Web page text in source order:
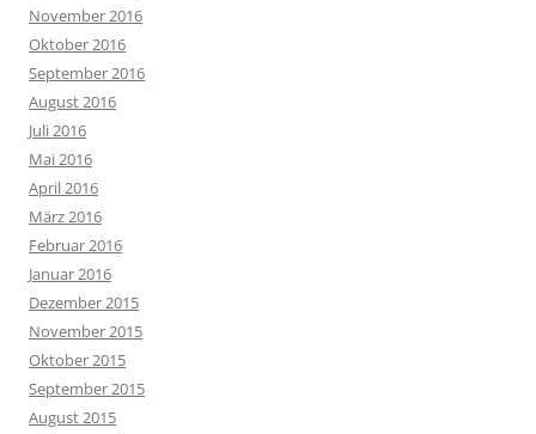
November 2016
Oktober 2016
September 2016
August 2016
Juli 2016
Mai 2016
April 2016
März 2016
Februar 2016
Januar 2016
Dezember 2015
November 2015
Oktober 2015
September 2015
August 2015